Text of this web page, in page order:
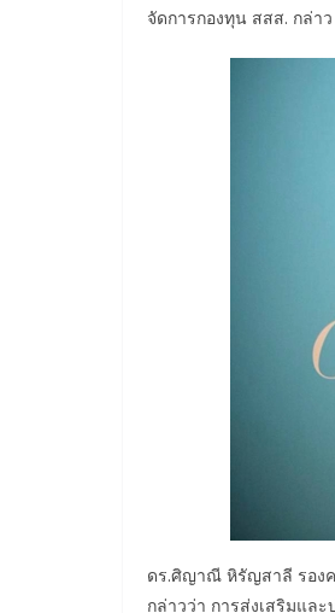
จัดการกองทุน สสส. กล่าว
ดร.ศิญาณี หิรัญสาลี รอง
กล่าวว่า การส่งเสริมแล